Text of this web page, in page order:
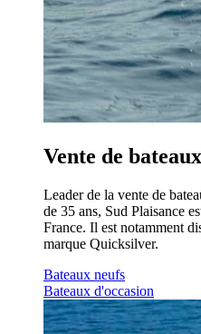
Vente de bateaux
Leader de la vente de
de 35 ans, Sud Plaisance
France. Il est notamment
marque Quicksilver.
Bateaux neufs
Bateaux d'occasion